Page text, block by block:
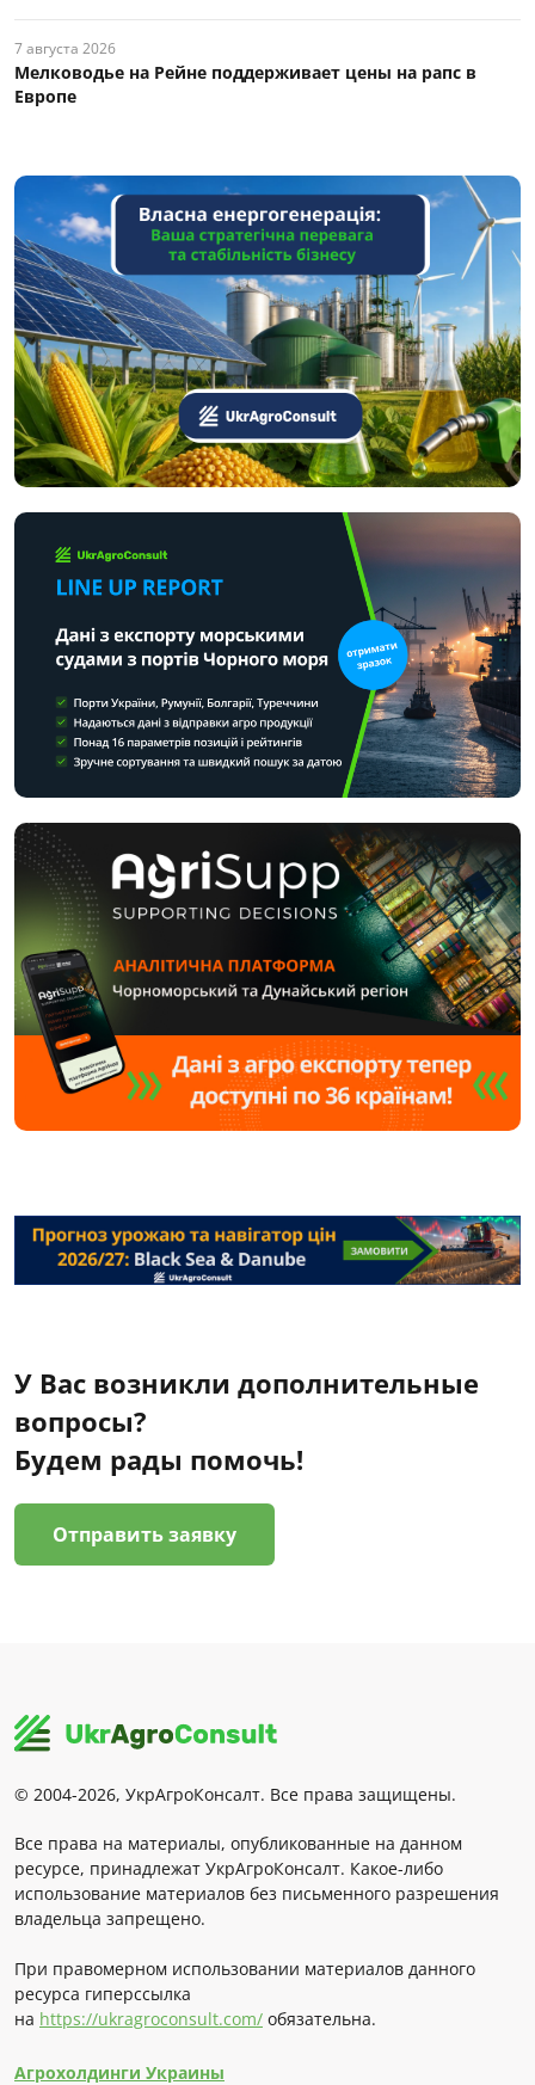
7 августа 2026
Мелководье на Рейне поддерживает цены на рапс в
Европе
У Вас возникли дополнительные
вопросы?
Будем рады помочь!
Отправить заявку
© 2004-2026, УкрАгроКонсалт. Все права защищены.
Все права на материалы, опубликованные на данном
ресурсе, принадлежат УкрАгроКонсалт. Какое-либо
использование материалов без письменного разрешения
владельца запрещено.
При правомерном использовании материалов данного
ресурса гиперссылка
на https://ukragroconsult.com/ обязательна.
Агрохолдинги Украины